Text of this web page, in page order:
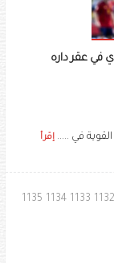
في عقر داره
في ..... إقرأ
1132
1133
1134
1135